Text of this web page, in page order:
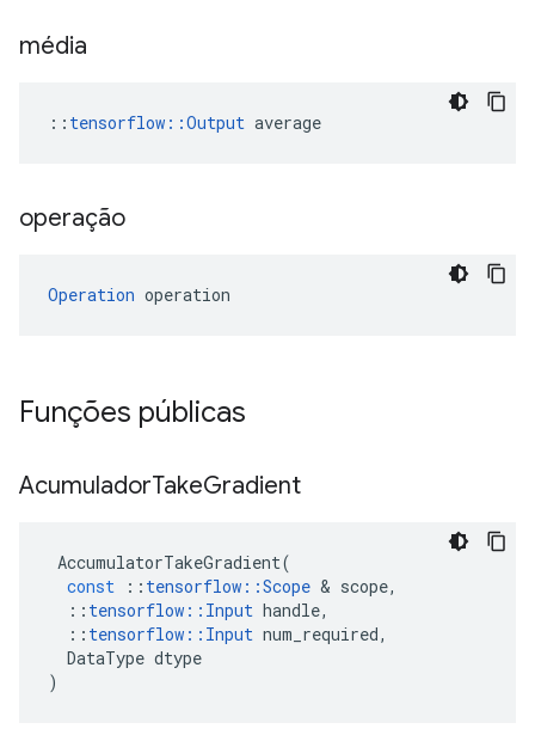
média
:: tensorflow::Output average
operação
Operation operation
Funções públicas
AcumuladorTakeGradient
AccumulatorTakeGradient(
const
:: tensorflow ::Scope & scope,
:: tensorflow :: Input handle,
:: tensorflow :: Input num_required,
DataType dtype
)